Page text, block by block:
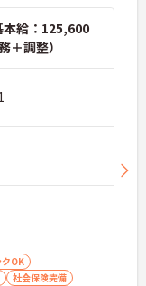
本給：125,600
＋調整）
クOK
社会保険完備